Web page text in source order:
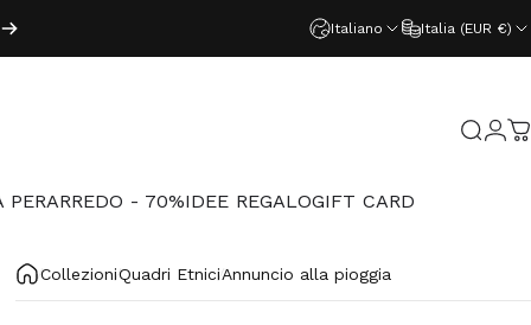
Italiano Italia (EUR €)
Cerca
PERARREDO - 70%IDEE REGALOGIFT CARD
CollezioniQuadri EtniciAnnuncio alla pioggia